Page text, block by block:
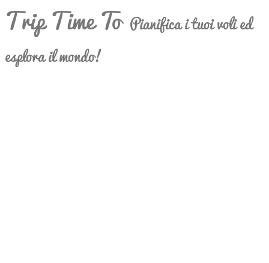
Trip Time To Pianifica i tuoi voli ed
esplora il mondo!